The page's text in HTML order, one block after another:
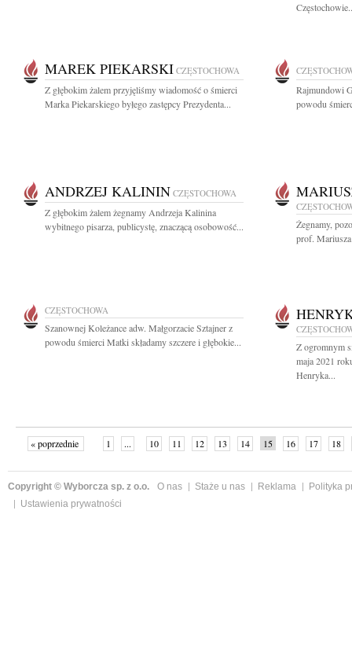
MAREK PIEKARSKI CZĘSTOCHOWA
Z głębokim żalem przyjęliśmy wiadomość o śmierci
Marka Piekarskiego byłego zastępcy Prezydenta...
Rajmundowi
powodu
ANDRZEJ KALININ CZĘSTOCHOWA
Z głębokim żalem żegnamy Andrzeja Kalinina
wybitnego pisarza, publicystę, znaczącą osobowość...
Żegnamy,
prof.
CZĘSTOCHOWA
Szanownej Koleżance adw. Małgorzacie Sztajner z
powodu śmierci Matki składamy szczere i głębokie...
Z ogromnym
maja 2021
Henryka...
« poprzednie 1 ... 10 11 12 13 14 15 16 17
18
Copyright © Wyborcza sp. z o.o. O nas Staże u nas Reklama
Polityka
Ustawienia prywatności